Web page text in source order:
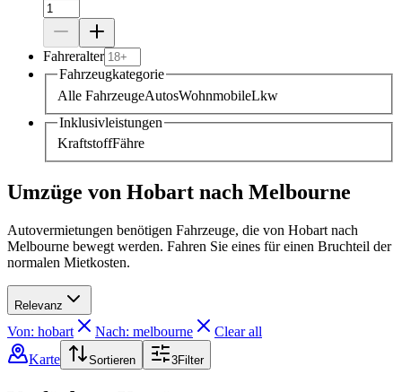
Fahreralter
Fahrzeugkategorie
Alle FahrzeugeAutosWohnmobileLkw
Inklusivleistungen
KraftstoffFähre
Umzüge von Hobart nach Melbourne
Autovermietungen benötigen Fahrzeuge, die von Hobart nach
Melbourne bewegt werden. Fahren Sie eines für einen Bruchteil der
normalen Mietkosten.
Relevanz
Von: hobart Nach: melbourne
Clear all
Karte
Sortieren 3Filter